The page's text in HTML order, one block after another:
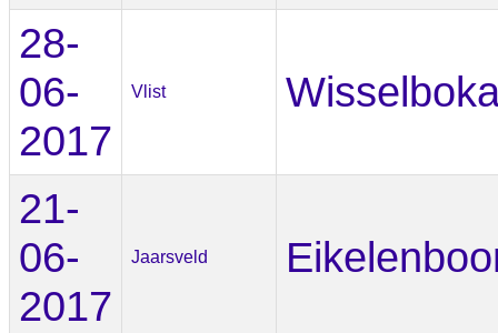
28-
06-
2017
Vlist
21-
06-
2017
Jaarsveld